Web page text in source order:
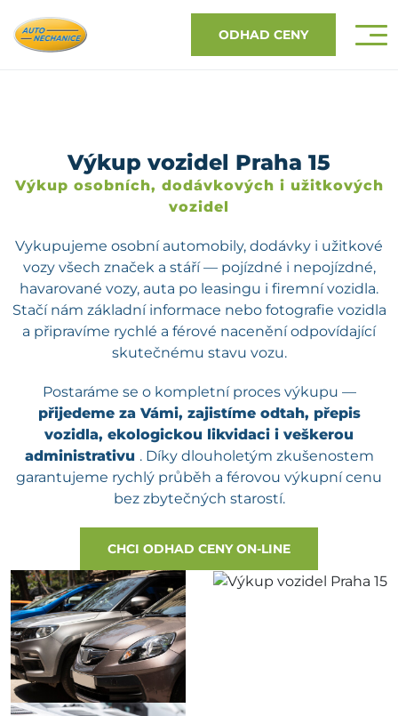
ODHAD CENY
Výkup vozidel Praha 15
Výkup osobních, dodávkových i užitkových
vozidel
Vykupujeme osobní automobily, dodávky i užitkové
vozy všech značek a stáří — pojízdné i nepojízdné,
havarované vozy, auta po leasingu i firemní vozidla.
Stačí nám základní informace nebo fotografie vozidla
a připravíme rychlé a férové nacenění odpovídající
skutečnému stavu vozu.
Postaráme se o kompletní proces výkupu —
přijedeme za Vámi, zajistíme odtah, přepis
vozidla, ekologickou likvidaci i veškerou
administrativu . Díky dlouholetým zkušenostem
garantujeme rychlý průběh a férovou výkupní cenu
bez zbytečných starostí.
CHCI ODHAD CENY ON-LINE